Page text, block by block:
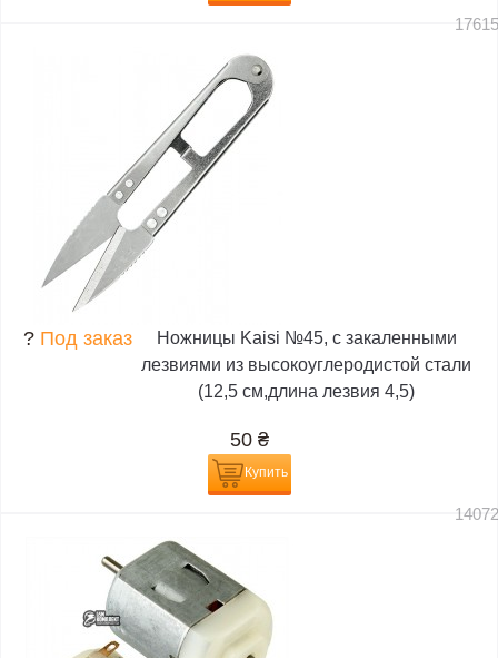
? Под заказ
Ножницы Kaisi №45, с закаленными
лезвиями из высокоуглеродистой стали
(12,5 см,длина лезвия 4,5)
50 ₴
Купить